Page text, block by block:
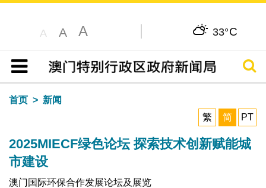
A A A 33°C
目录
搜寻
首页
新闻
繁
简 PT
2025MIECF绿色论坛 探索技术创新赋能城
市建设
澳门国际环保合作发展论坛及展览